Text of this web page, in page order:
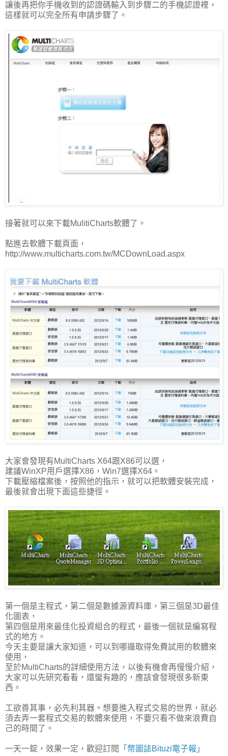
讓後再把你手機收到的認證碼輸入到步驟二的手機認證裡，
這樣就可以完全所有申請步驟了。
接著就可以來下載MulitiCharts軟體了。
點進去軟體下載頁面，
http://www.multicharts.com.tw/MCDownLoad.aspx
大家會發現有MultiCharts X64跟X86可以選，
建議WinXP用戶選擇X86，Win7選擇X64。
下載壓縮檔案後，按照他的指示，就可以把軟體安裝完成，
最後就會出現下面這些捷徑。
第一個是主程式，第二個是數據源資料庫，第三個是3D最佳
化圖表，
第四個是用來最佳化投資組合的程式，最後一個就是編寫程
式的地方。
今天主要是讓大家知道，可以到哪邊取得免費試用的軟體來
使用，
至於MultiCharts的詳細使用方法，以後有機會再慢慢介紹，
大家可以先研究看看，還蠻有趣的，應該會發現很多新東
西。
工欲善其事，必先利其器。想要進入程式交易的世界，就必
須去弄一套程式交易的軟體來使用，不要只看不做來浪費自
己的時間了。
一天一錠，效果一定，歡迎訂閱 「幣圖誌Bituzi電子報」